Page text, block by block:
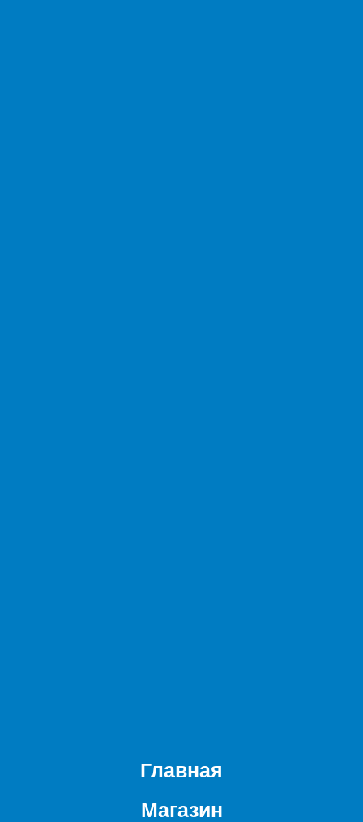
Главная
Магазин